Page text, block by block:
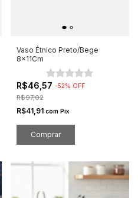
Vaso Étnico Preto/Bege
8x11Cm
R$46,57 -52% OFF
R$97,02
R$41,91 com Pix